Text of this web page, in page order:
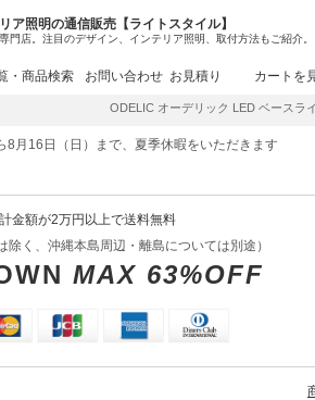
ア照明の通信販売【ライトスタイル】
門店。注目のデザイン、インテリア照明、取付方法もご紹介。
・商品検索 お問い合わせ お見積り カートを
ODELIC オーデリック LED ベースライト
8月16日（日）まで、夏季休暇をいただきます
金額が2万円以上で送料無料
除く、沖縄本島周辺・離島については別途）
MAX 63%OFF